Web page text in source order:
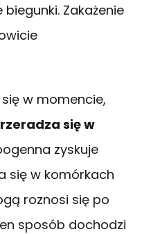
biegunki. Zakażenie
w momencie,
się w
zyskuje
się w komórkach
roznosi się po
sposób dochodzi